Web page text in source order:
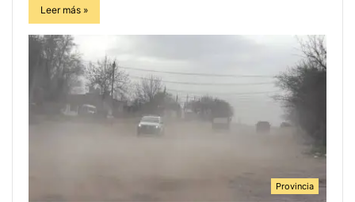
Leer más »
Provincia